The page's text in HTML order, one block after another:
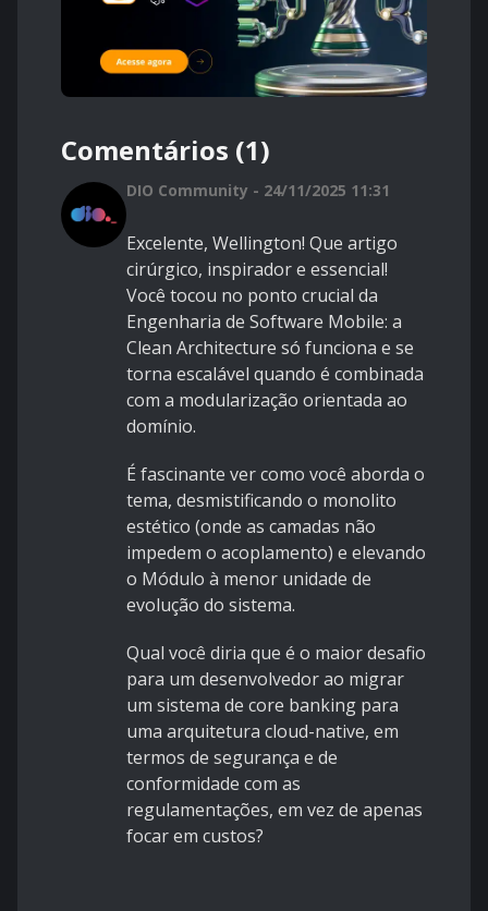
Comentários (1)
DIO Community - 24/11/2025 11:31
Excelente, Wellington! Que artigo
cirúrgico, inspirador e essencial!
Você tocou no ponto crucial da
Engenharia de Software Mobile: a
Clean Architecture só funciona e se
torna escalável quando é combinada
com a modularização orientada ao
domínio.
É fascinante ver como você aborda o
tema, desmistificando o monolito
estético (onde as camadas não
impedem o acoplamento) e elevando
o Módulo à menor unidade de
evolução do sistema.
Qual você diria que é o maior desafio
para um desenvolvedor ao migrar
um sistema de core banking para
uma arquitetura cloud-native, em
termos de segurança e de
conformidade com as
regulamentações, em vez de apenas
focar em custos?